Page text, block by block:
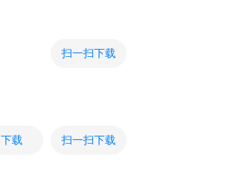
扫一扫下载
下载 扫一扫下载